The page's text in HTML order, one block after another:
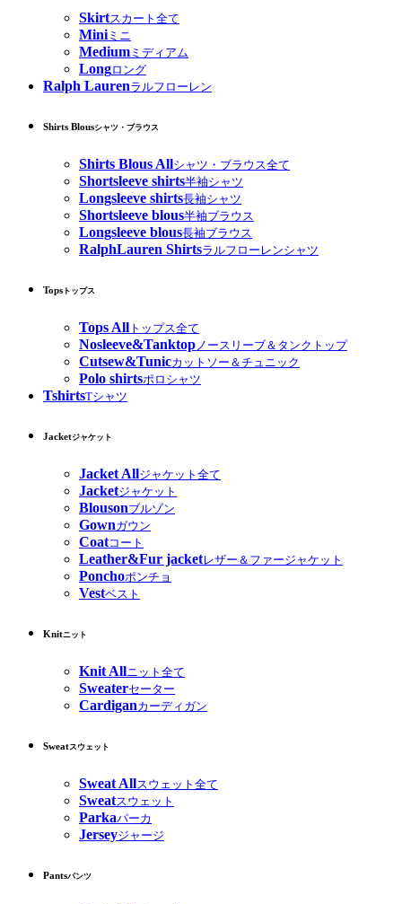
Skirtスカート全て
Miniミニ
Medium ミディアム
Longロング
Ralph Laurenラルフローレン
Shirts Blousシャツ・ブラウス
Shirts Blous Allシャツ・ブラウス全て
Shortsleeve shirts半袖シャツ
Longsleeve shirts長袖シャツ
Shortsleeve blous半袖ブラウス
Longsleeve blous長袖ブラウス
RalphLauren Shirtsラルフローレンシャツ
Tops トップス
Tops All トップス全て
Nosleeve&Tanktopノースリーブ＆タンクトップ
Cutsew&Tunicカットソー＆チュニック
Polo shirtsポロシャツ
TshirtsTシャツ
Jacketジャケット
Jacket Allジャケット全て
Jacketジャケット
Blousonブルゾン
Gownガウン
Coatコート
Leather&Fur jacketレザー＆ファージャケット
Ponchoポンチョ
Vestベスト
Knitニット
Knit Allニット全て
Sweaterセーター
Cardiganカーディガン
Sweatスウェット
Sweat Allスウェット全て
Sweatスウェット
Parkaパーカ
Jerseyジャージ
Pantsパンツ